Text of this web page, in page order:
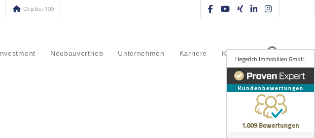
Objekte: 100
Investment Neubauvertrieb Unternehmen Karriere Kontakt